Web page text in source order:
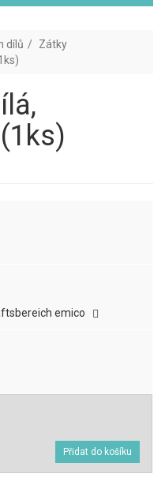
dílů
Zátky
emico